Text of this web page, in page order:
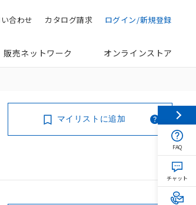
ログイン/新規登録
カタログ請求
合わせ
販売ネットワーク オンラインストア
マイリストに追加
FAQ
チャット